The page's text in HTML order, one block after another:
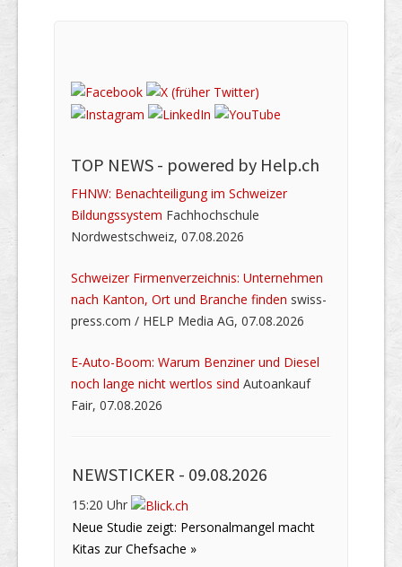
TOP NEWS - powered by Help.ch
FHNW: Benachteiligung im Schweizer
Bildungssystem Fachhochschule
Nordwestschweiz, 07.08.2026
Schweizer Firmenverzeichnis: Unternehmen
nach Kanton, Ort und Branche finden swiss-
press.com / HELP Media AG, 07.08.2026
E-Auto-Boom: Warum Benziner und Diesel
noch lange nicht wertlos sind Autoankauf
Fair, 07.08.2026
NEWSTICKER - 09.08.2026
15:20 Uhr
Neue Studie zeigt: Personalmangel macht
Kitas zur Chefsache »